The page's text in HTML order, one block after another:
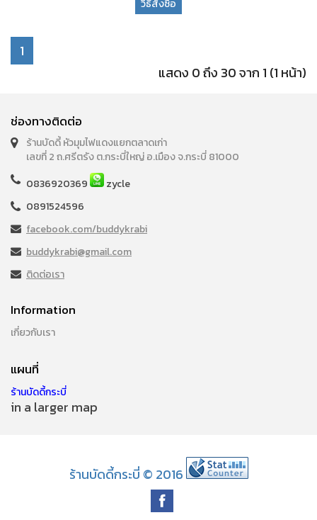
วิธีสั่งซื้อ
1
แสดง 0 ถึง 30 จาก 1 (1 หน้า)
ช่องทางติดต่อ
ร้านบัดดี้ หัวมุมไฟแดงแยกตลาดเก่า
เลขที่ 2 ถ.ศรีตรัง ต.กระบี่ใหญ่ อ.เมือง จ.กระบี่ 81000
0836920369
zycle
0891524596
facebook.com/buddykrabi
buddykrabi@gmail.com
ติดต่อเรา
Information
เกี่ยวกับเรา
แผนที่
ร้านบัดดี้กระบี่
in a larger map
ร้านบัดดี้กระบี่ © 2016